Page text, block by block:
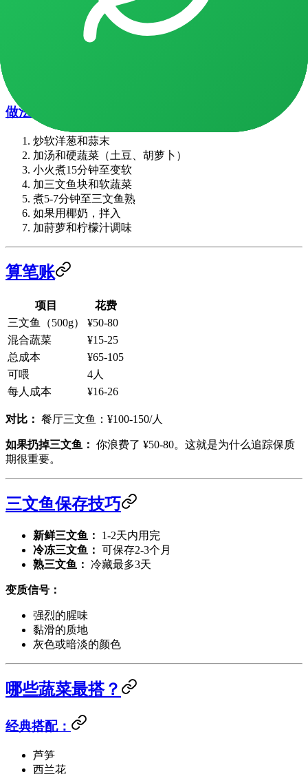
鱼汤或蔬菜汤 6杯
椰奶 1罐（可选，增加奶香）
洋葱丁 1个
做法：
炒软洋葱和蒜末
加汤和硬蔬菜（土豆、胡萝卜）
小火煮15分钟至变软
加三文鱼块和软蔬菜
煮5-7分钟至三文鱼熟
如果用椰奶，拌入
加莳萝和柠檬汁调味
算笔账
项目
花费
三文鱼（500g）
¥50-80
混合蔬菜
¥15-25
总成本
¥65-105
可喂
4人
每人成本
¥16-26
对比： 餐厅三文鱼：¥100-150/人
如果扔掉三文鱼： 你浪费了 ¥50-80。这就是为什么追踪保质
期很重要。
三文鱼保存技巧
新鲜三文鱼：
1-2天内用完
冷冻三文鱼： 可保存2-3个月
熟三文鱼： 冷藏最多3天
变质信号：
强烈的腥味
黏滑的质地
灰色或暗淡的颜色
哪些蔬菜最搭？
经典搭配：
芦笋
西兰花